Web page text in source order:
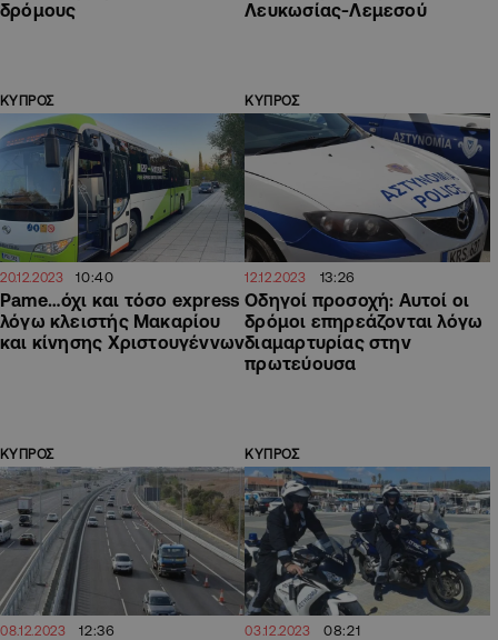
δρόμους
Λευκωσίας-Λεμεσού
ΚΥΠΡΟΣ
20.12.2023 10:40
Pame…όχι και τόσο express
λόγω κλειστής Μακαρίου
και κίνησης Χριστουγέννων
ΚΥΠΡΟΣ
12.12.2023 13:26
Οδηγοί προσοχή: Αυτοί οι
δρόμοι επηρεάζονται λόγω
διαμαρτυρίας στην
πρωτεύουσα
ΚΥΠΡΟΣ
08.12.2023 12:36
ΚΥΠΡΟΣ
03.12.2023 08:21